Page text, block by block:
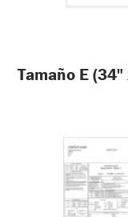
Tamaño E